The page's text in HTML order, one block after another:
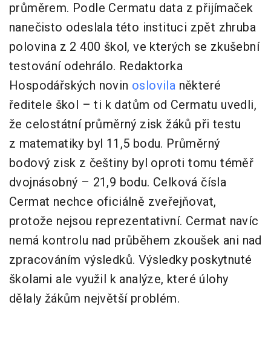
průměrem. Podle Cermatu data z přijímaček
nanečisto odeslala této instituci zpět zhruba
polovina z 2 400 škol, ve kterých se zkušební
testování odehrálo. Redaktorka
Hospodářských novin oslovila některé
ředitele škol – ti k datům od Cermatu uvedli,
že celostátní průměrný zisk žáků při testu
z matematiky byl 11,5 bodu. Průměrný
bodový zisk z češtiny byl oproti tomu téměř
dvojnásobný – 21,9 bodu. Celková čísla
Cermat nechce oficiálně zveřejňovat,
protože nejsou reprezentativní. Cermat navíc
nemá kontrolu nad průběhem zkoušek ani nad
zpracováním výsledků. Výsledky poskytnuté
školami ale využil k analýze, které úlohy
dělaly žákům největší problém.